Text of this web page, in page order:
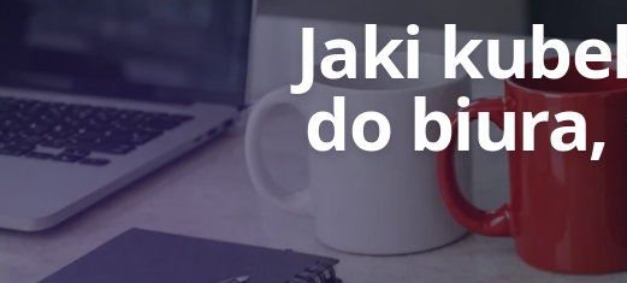
Jaki
do